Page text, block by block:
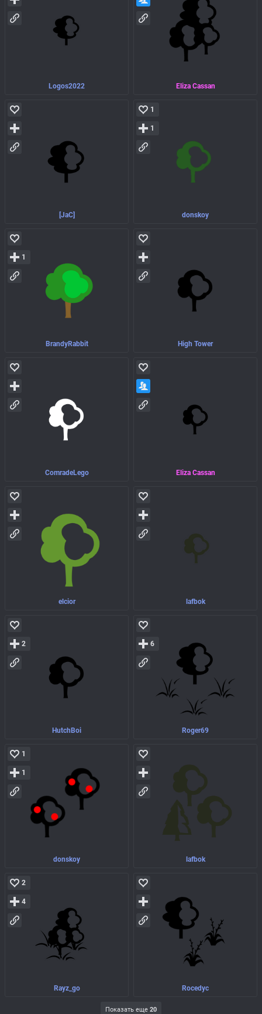
Logos2022 Eliza Cassan
[JaC] donskoy
1
1
BrandyRabbit
1
High Tower
ComradeLego Eliza Cassan
elcior lafbok
HutchBoi
2
Roger69
6
donskoy
1
1
lafbok
Rayz_go
2
4
Rocedyc
Показать еще 20